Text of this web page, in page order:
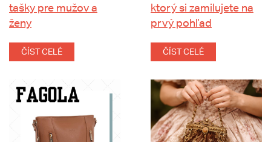
tašky pre mužov a
ženy
ČÍST CELÉ
ktorý si zamilujete na
prvý pohľad
ČÍST CELÉ